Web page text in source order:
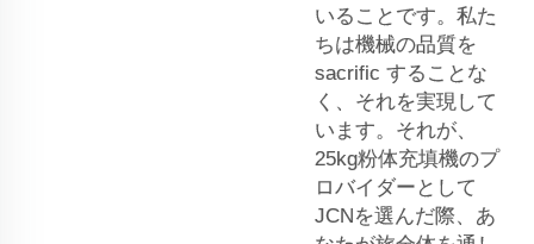
いることです。私た
ちは機械の品質を
sacrific することな
く、それを実現して
います。それが、
25kg粉体充填機のプ
ロバイダーとして
JCNを選んだ際、あ